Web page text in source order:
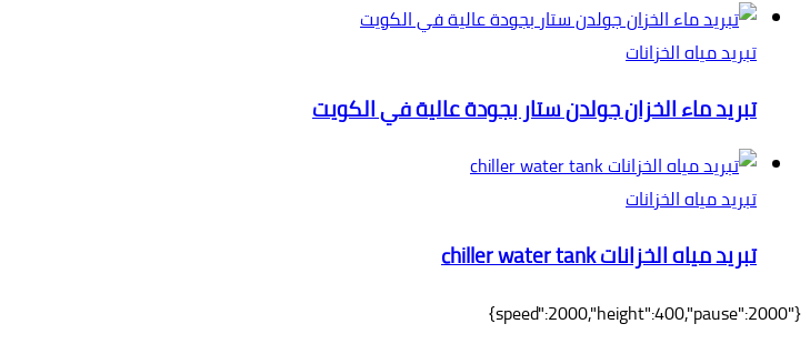
تبريد مياه الخزانات
تبريد ماء الخزان جولدن ستار بجودة عالية في الكويت
تبريد مياه الخزانات
تبريد مياه الخزانات chiller water tank
{"speed":2000,"height":400,"pause":2000}